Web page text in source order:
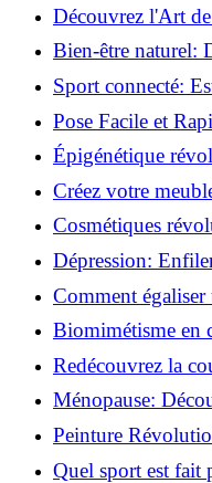
toujours possible!
Découvrez l'Art
Incontournables
Bien-être naturel:
vie saine!
Sport connecté:
pour vous?
Pose Facile et
Monter des
Épigénétique
pour transformer
Créez votre
pour débutants!
Cosmétiques
comment les
beauté!
Dépression:
solution!
Comment
infaillibles pour
Biomimétisme en
la nature inspire
Redécouvrez la
pour reprendre!
Ménopause:
les bouffées de
Peinture
Deux Couleurs
Quel sport est fait